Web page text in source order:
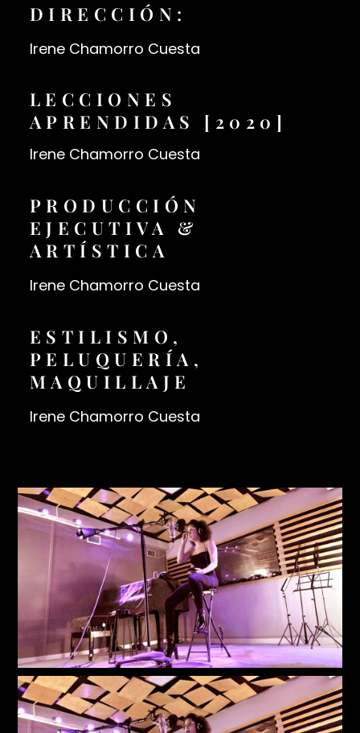
DIRECCIÓN:
Irene Chamorro Cuesta
LECCIONES
APRENDIDAS [2020]
Irene Chamorro Cuesta
PRODUCCIÓN
EJECUTIVA &
ARTÍSTICA
Irene Chamorro Cuesta
ESTILISMO,
PELUQUERÍA,
MAQUILLAJE
Irene Chamorro Cuesta